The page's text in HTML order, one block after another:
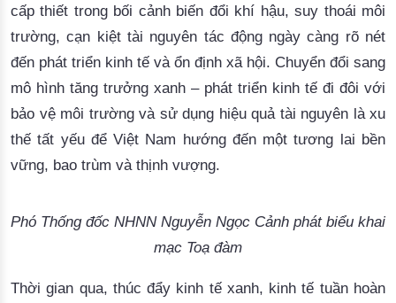
cấp thiết trong bối cảnh biến đổi khí hậu, suy thoái môi
trường, cạn kiệt tài nguyên tác động ngày càng rõ nét
đến phát triển kinh tế và ổn định xã hội. Chuyển đổi sang
mô hình tăng trưởng xanh – phát triển kinh tế đi đôi với
bảo vệ môi trường và sử dụng hiệu quả tài nguyên là xu
thế tất yếu để Việt Nam hướng đến một tương lai bền
vững, bao trùm và thịnh vượng.
Phó Thống đốc NHNN Nguyễn Ngọc Cảnh phát biểu khai
mạc Toạ đàm
Thời gian qua, thúc đẩy kinh tế xanh, kinh tế tuần hoàn